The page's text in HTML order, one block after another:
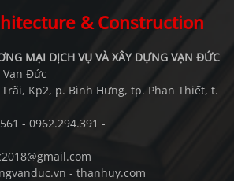
& Construction
MẠI DỊCH VỤ VÀ XÂY DỰNG VẠN ĐỨC
Đức
Kp2, p. Bình Hưng, tp. Phan Thiết, t.
- 0962.294.391 -
- thanhuy.com